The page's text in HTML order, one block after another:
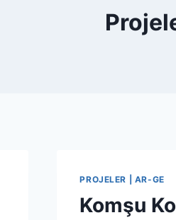
PROJELER | AR-GE
Komşu